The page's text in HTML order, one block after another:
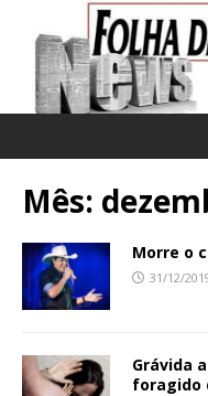
Mês:
Morre o
31/12/
Grávida
foragido